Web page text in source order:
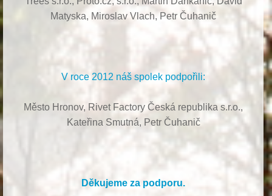
Matyska, Miroslav Vlach, Petr Čuhanič
V roce 2012 náš spolek podpořili:
Město Hronov, Rivet Factory Česká republika s.r.o.,
Kateřina Smutná, Petr Čuhanič
Děkujeme za podporu.